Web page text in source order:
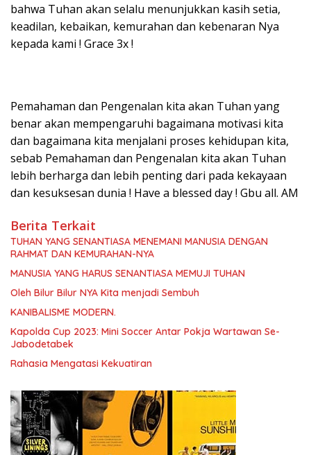
bahwa Tuhan akan selalu menunjukkan kasih setia,
keadilan, kebaikan, kemurahan dan kebenaran Nya
kepada kami ! Grace 3x !
Pemahaman dan Pengenalan kita akan Tuhan yang
benar akan mempengaruhi bagaimana motivasi kita
dan bagaimana kita menjalani proses kehidupan kita,
sebab Pemahaman dan Pengenalan kita akan Tuhan
lebih berharga dan lebih penting dari pada kekayaan
dan kesuksesan dunia ! Have a blessed day ! Gbu all. AM
Berita Terkait
TUHAN YANG SENANTIASA MENEMANI MANUSIA DENGAN
RAHMAT DAN KEMURAHAN-NYA
MANUSIA YANG HARUS SENANTIASA MEMUJI TUHAN
Oleh Bilur Bilur NYA Kita menjadi Sembuh
KANIBALISME MODERN.
Kapolda Cup 2023: Mini Soccer Antar Pokja Wartawan Se-
Jabodetabek
Rahasia Mengatasi Kekuatiran